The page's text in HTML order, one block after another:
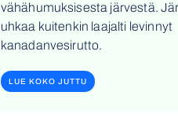
vähähumuksisesta järvestä.
uhkaa kuitenkin laajalti levinnyt
kanadanvesirutto.
LUE KOKO JUTTU